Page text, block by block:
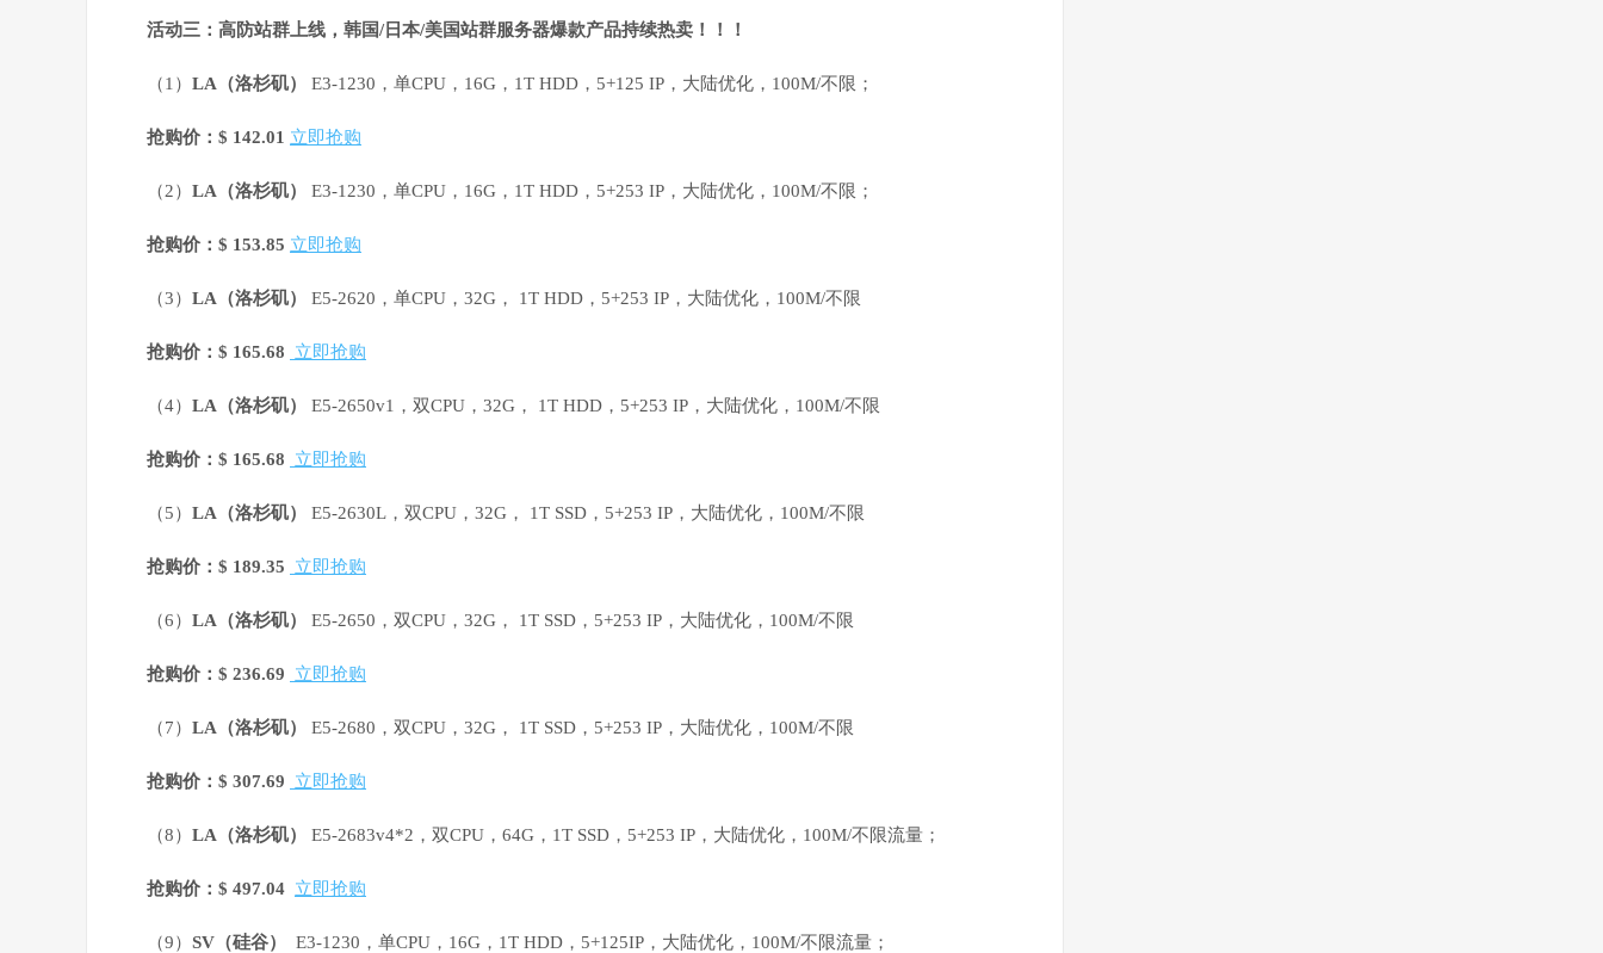
活动三：高防站群上线，韩国/日本/美国站群服务器爆款产品持续热卖！！！
（1） LA （洛杉矶） E3-1230，单CPU，16G，1T HDD，5+125 IP，大陆优化，100M/不限；
抢购价：$ 142.01 立即抢购
（2） LA （洛杉矶） E3-1230，单CPU，16G，1T HDD，5+253 IP，大陆优化，100M/不限；
抢购价：$ 153.85 立即抢购
（3） LA （洛杉矶） E5-2620，单CPU，32G， 1T HDD，5+253 IP，大陆优化，100M/不限
抢购价：$ 165.68 立即抢购
（4） LA （洛杉矶） E5-2650v1，双CPU，32G， 1T HDD，5+253 IP，大陆优化，100M/不限
抢购价：$ 165.68 立即抢购
（5） LA （洛杉矶） E5-2630L，双CPU，32G， 1T SSD，5+253 IP，大陆优化，100M/不限
抢购价：$ 189.35 立即抢购
（6） LA （洛杉矶） E5-2650，双CPU，32G， 1T SSD，5+253 IP，大陆优化，100M/不限
抢购价：$ 236.69 立即抢购
（7） LA （洛杉矶） E5-2680，双CPU，32G， 1T SSD，5+253 IP，大陆优化，100M/不限
抢购价：$ 307.69 立即抢购
（8） LA （洛杉矶） E5-2683v4*2，双CPU，64G，1T SSD，5+253 IP，大陆优化，100M/不限流量；
抢购价：$ 497.04 立即抢购
（9） SV （硅谷） E3-1230，单CPU，16G，1T HDD，5+125IP，大陆优化，100M/不限流量；